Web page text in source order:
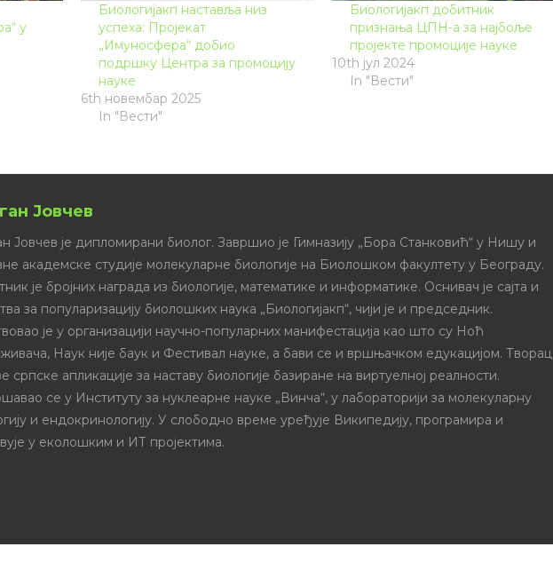
у
Биологијакп наставља низ
успеха: Пројекат
„Имуносфера“ добио
подршку Центра за промоцију
науке
6th новембар 2025
In "Вести"
Биологијакп добитник
признања ЦПН-а за најбоље
пројекте промоције науке
10th јул 2024
In "Вести"
Јовчев
Јовчев је дипломирани биолог. Завршио је Гимназију „Бора Станковић“ у Нишу и
академске студије молекуларне биологије на Биолошком факултету у Београду.
је бројних награда из биологије, математике и информатике. Оснивач је сајта и
за популаризацију биолошких наука „Биологијакп“, чији је и председник.
је у организацији научно-популарних манифестација као што су Ноћ
Наук није баук и Фестивал науке, а бави се и вршњачком едукацијом. Творац
српске апликације за наставу биологије базиране на виртуелној реалности.
се у Институту за нуклеарне науке „Винча“, у лабораторији за молекуларну
и ендокринологију. У слободно време уређује Википедију, програмира и
у еколошким и ИТ пројектима.